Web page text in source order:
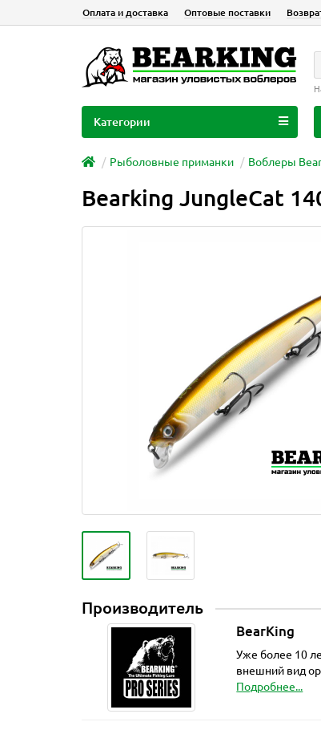
Оплата и доставка Оптовые поставки
Категории
Рыболовные приманки Воблеры
Bearking JungleCat
Производитель
BearKing
Уже более 10
внешний вид
Подробнее...